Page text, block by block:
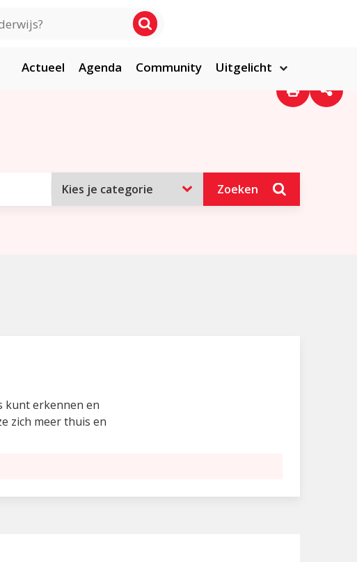
Actueel Agenda Community Uitgelicht
Zoeken
kunt erkennen en
zich meer thuis en